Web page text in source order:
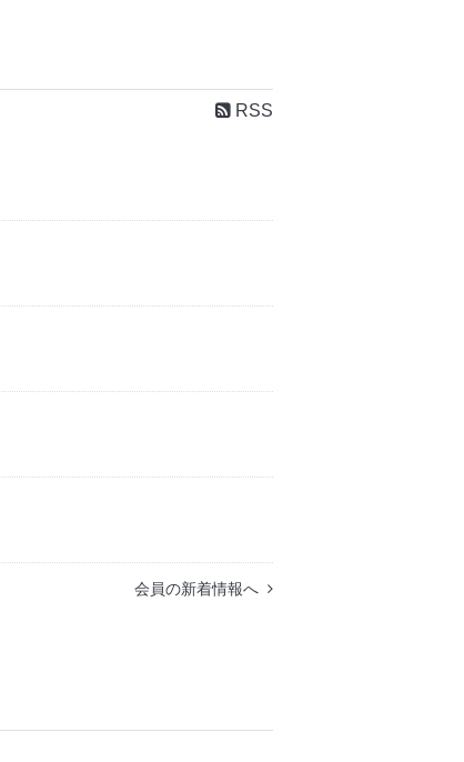
RSS
会員の新着情報へ